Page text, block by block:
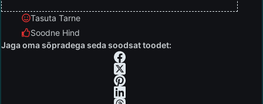
Tasuta Tarne
Soodne Hind
Jaga oma sõpradega seda soodsat toodet: